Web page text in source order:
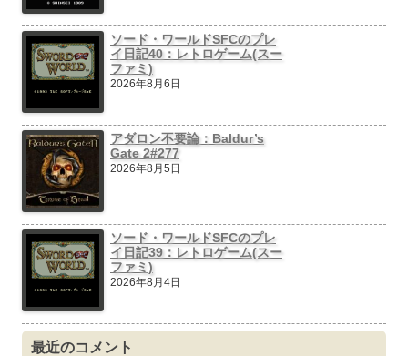
ソード・ワールドSFCのプレ
イ日記40：レトロゲーム(スー
ファミ)
2026年8月6日
アダロン不要論：Baldur’s
Gate 2#277
2026年8月5日
ソード・ワールドSFCのプレ
イ日記39：レトロゲーム(スー
ファミ)
2026年8月4日
最近のコメント